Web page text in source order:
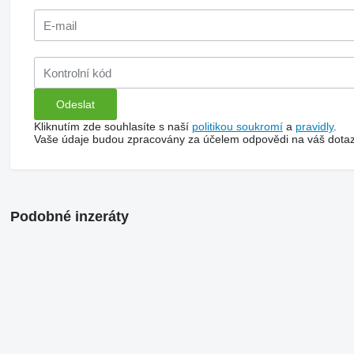
Kliknutím zde souhlasíte s naší politikou soukromía pravidly.
Vaše údaje budou zpracovány za účelem odpovědi na váš
Podobné inzeráty